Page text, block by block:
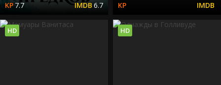
7.7 6.7
HD HD